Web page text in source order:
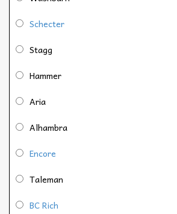
Schecter
Stagg
Hammer
Aria
Alhambra
Encore
Taleman
BC Rich